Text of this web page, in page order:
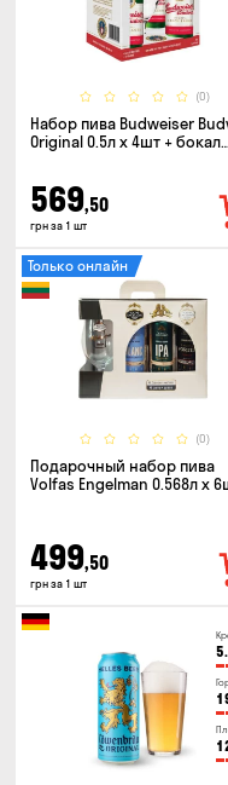
(0)
Набор пива Budweiser
Original 0.5л х 4шт + бокал
569,50
грн за 1 шт
(0)
Только онлайн
Подарочный набор пива
Volfas Engelman 0.568л x
499,50
грн за 1 шт